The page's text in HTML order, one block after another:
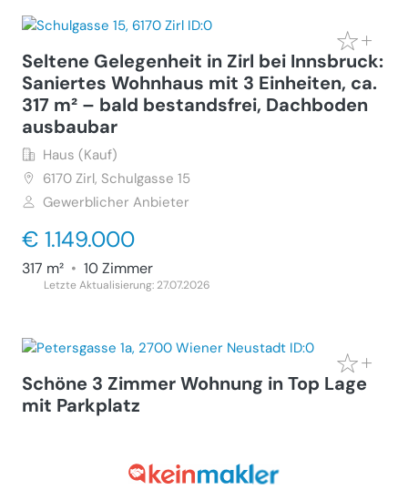
Seltene Gelegenheit in Zirl bei Innsbruck:
Saniertes Wohnhaus mit 3 Einheiten, ca.
317 m² – bald bestandsfrei, Dachboden
ausbaubar
Haus (Kauf)
6170 Zirl, Schulgasse 15
Gewerblicher Anbieter
€ 1.149.000
317 m² • 10 Zimmer
Letzte Aktualisierung: 27.07.2026
Schöne 3 Zimmer Wohnung in Top Lage
mit Parkplatz
Gewerblicher Anbieter